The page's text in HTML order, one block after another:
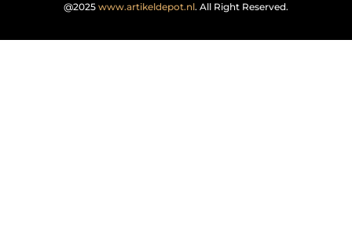
@2025 www.artikeldepot.nl. All Right Reserved.